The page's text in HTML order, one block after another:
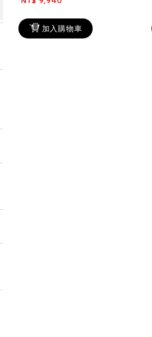
加入購物車